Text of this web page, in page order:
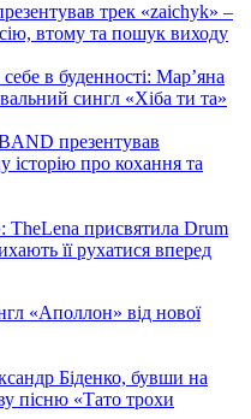
трек «zaichyk» –
втому та пошук виходу
в буденності: Мар’яна
сингл «Хіба ти та»
презентував
історію про кохання та
TheLena присвятила Drum
її рухатися вперед
«Аполлон» від нової
Біденко, бувши на
пісню «Тато трохи